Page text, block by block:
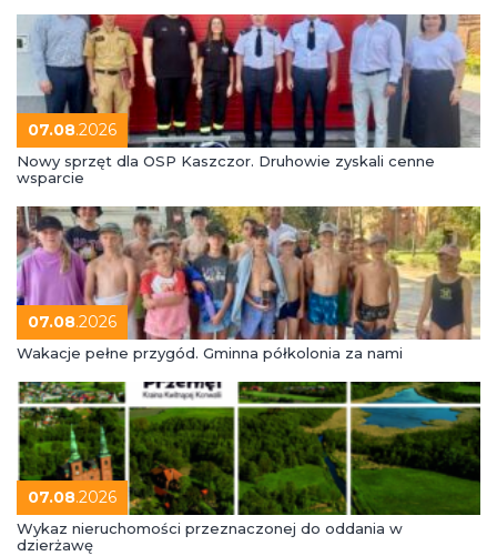
07.08.2026
Nowy sprzęt dla OSP Kaszczor. Druhowie zyskali cenne
wsparcie
07.08.2026
Wakacje pełne przygód. Gminna półkolonia za nami
07.08.2026
Wykaz nieruchomości przeznaczonej do oddania w
dzierżawę